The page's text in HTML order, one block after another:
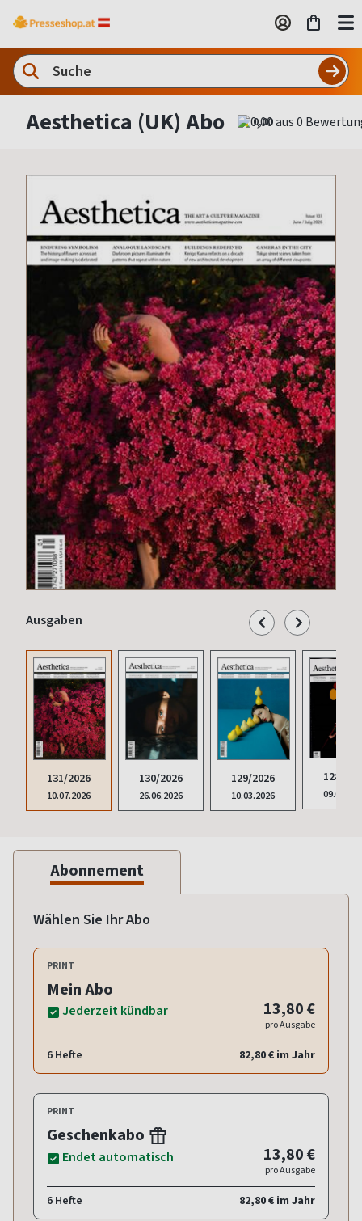
Aesthetica (UK) Abo 0,00
Ausgaben
131/2026
10.07.2026
130/2026
26.06.2026
129/2026
10.03.2026
128/
Abonnement
Wählen Sie Ihr Abo
PRINT
Mein Abo
Jederzeit kündbar 13,80 €
pro Ausgabe
6 Hefte 82,80 € im Jahr
PRINT
Geschenkabo
Endet automatisch 13,80 €
pro Ausgabe
6 Hefte 82,80 € im Jahr